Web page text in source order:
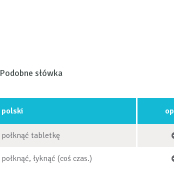
Podobne słówka
polski
połknąć tabletkę
połknąć, łyknąć (coś czas.)